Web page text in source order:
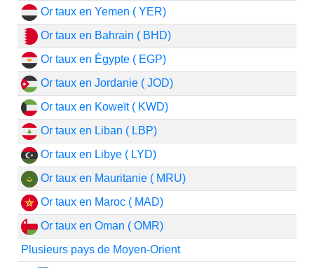
Or taux en Yemen ( YER)
Or taux en Bahrain ( BHD)
Or taux en Égypte ( EGP)
Or taux en Jordanie ( JOD)
Or taux en Koweït ( KWD)
Or taux en Liban ( LBP)
Or taux en Libye ( LYD)
Or taux en Mauritanie ( MRU)
Or taux en Maroc ( MAD)
Or taux en Oman ( OMR)
Plusieurs pays de Moyen-Orient